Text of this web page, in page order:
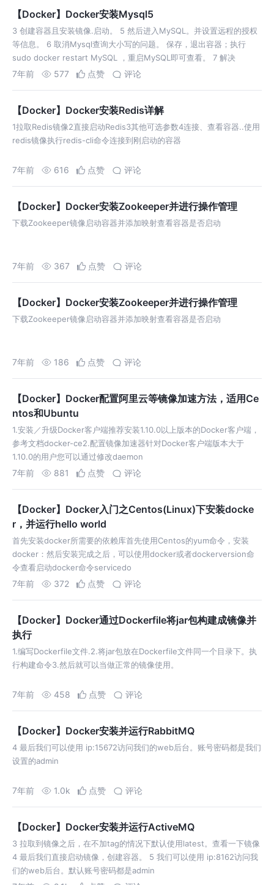
【Docker】Docker安装Mysql5
3 创建容器且安装镜像.启动。 5 然后进入MySQL。并设置远程的授权
等信息。 6 取消Mysql查询大小写的问题。 保存，退出容器；执行
sudo docker restart MySQL ，重启MySQL即可查看。 7 解决
Mysql5.7的查询兼容问题。此设置重启失效。 …
7年前 577 点赞 评论
【Docker】Docker安装Redis详解
1拉取Redis镜像2直接启动Redis3其他可选参数4连接、查看容器..使用
redis镜像执行redis-cli命令连接到刚启动的容器
7年前 616 点赞 评论
【Docker】Docker安装Zookeeper并进行操作管理
下载Zookeeper镜像启动容器并添加映射查看容器是否启动
7年前 367 点赞 评论
【Docker】Docker安装Zookeeper并进行操作管理
下载Zookeeper镜像启动容器并添加映射查看容器是否启动
7年前 186 点赞 评论
【Docker】Docker配置阿里云等镜像加速方法，适用Ce
ntos和Ubuntu
1.安装／升级Docker客户端推荐安装1.10.0以上版本的Docker客户端，
参考文档docker-ce2.配置镜像加速器针对Docker客户端版本大于
1.10.0的用户您可以通过修改daemon
7年前 881 点赞 评论
【Docker】Docker入门之Centos(Linux)下安装docke
r，并运行hello world
首先安装docker所需要的依赖库首先使用Centos的yum命令，安装
docker：然后安装完成之后，可以使用docker或者dockerversion命
令查看启动docker命令servicedo
7年前 372 点赞 评论
【Docker】Docker通过Dockerfile将jar包构建成镜像并
执行
1.编写Dockerfile文件.2.将jar包放在Dockerfile文件同一个目录下。执
行构建命令3.然后就可以当做正常的镜像使用。
7年前 458 点赞 评论
【Docker】Docker安装并运行RabbitMQ
4 最后我们可以使用 ip:15672访问我们的web后台。账号密码都是我们
设置的admin
7年前 1.0k 点赞 评论
【Docker】Docker安装并运行ActiveMQ
3 拉取到镜像之后，在不加tag的情况下默认使用latest。查看一下镜像
4 最后我们直接启动镜像，创建容器。 5 我们可以使用 ip:8162访问我
们的web后台。默认账号密码都是admin